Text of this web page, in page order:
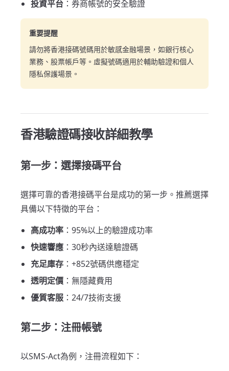
投資平台 ：券商帳號的安全驗證
重要提醒
請勿將香港接碼號碼用於敏感金融場景，如銀行核心
業務、股票帳戶等。虛擬號碼適用於輔助驗證和個人
隱私保護場景。
香港驗證碼接收詳細教學
第一步：選擇接碼平台
選擇可靠的香港接碼平台是成功的第一步。推薦選擇
具備以下特徵的平台：
高成功率 ：95%以上的驗證成功率
快速響應 ：30秒內送達驗證碼
充足庫存 ：+852號碼供應穩定
透明定價 ：無隱藏費用
優質客服 ：24/7技術支援
第二步：注冊帳號
以SMS-Act為例，注冊流程如下：